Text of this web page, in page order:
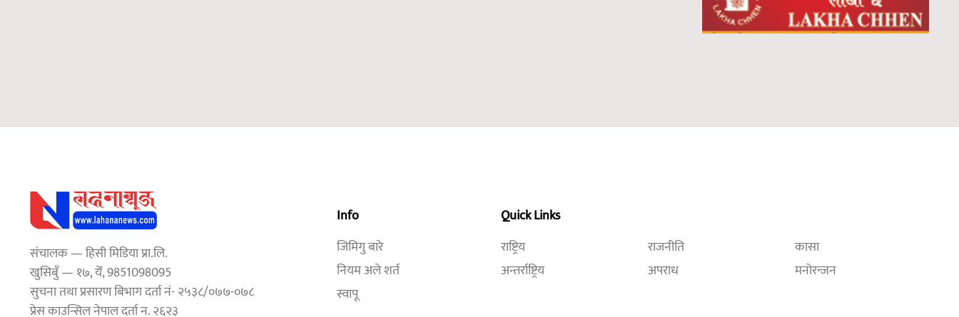
संचालक — हिसी मिडिया प्रा.लि.
खुसिबुँ — १७, येँ, 9851098095
सुचना तथा प्रसारण बिभाग दर्ता नं- २५३८/०७७-०७८
प्रेस काउन्सिल नेपाल दर्ता न. २६२३
Info
जिमिगु बारे
नियम अले शर्त
स्वापू
Quick Links
राष्ट्रिय
अन्तर्राष्ट्रिय
राजनीति
अपराध
कासा
मनोरन्जन